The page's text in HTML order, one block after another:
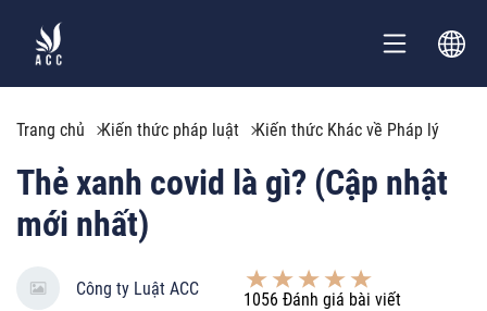
Trang chủ Kiến thức pháp luật Kiến thức Khác về Pháp lý
Thẻ xanh covid là gì? (Cập nhật
mới nhất)
Công ty Luật ACC
1056 Đánh giá bài viết